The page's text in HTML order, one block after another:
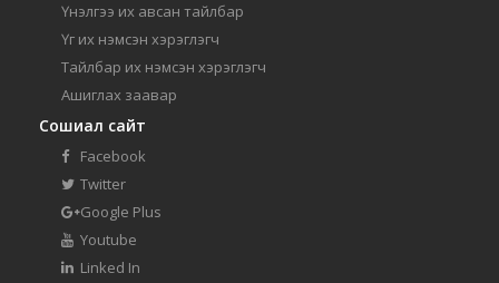
Үнэлгээ их авсан тайлбар
Үг их нэмсэн хэрэглэгч
Тайлбар их нэмсэн хэрэглэгч
Ашиглах заавар
Сошиал сайт
Facebook
Twitter
Google Plus
Youtube
Linked In